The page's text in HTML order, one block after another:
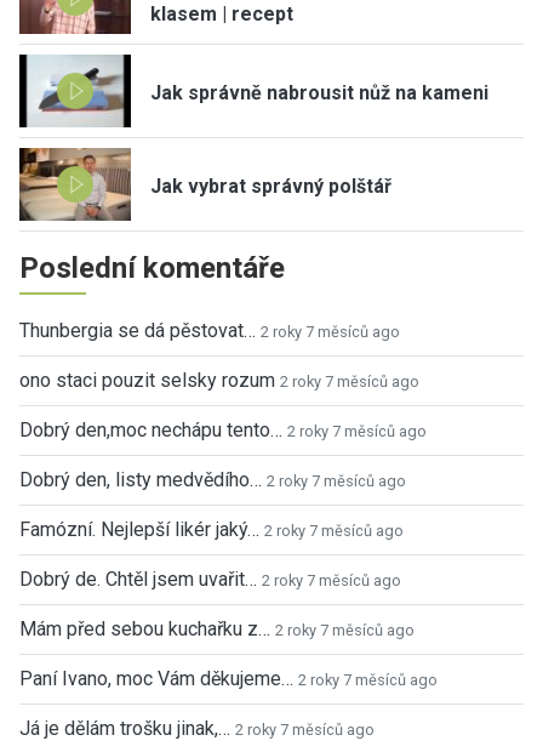
klasem | recept
Jak správně nabrousit nůž na kameni
Jak vybrat správný polštář
Poslední komentáře
Thunbergia se dá pěstovat… 2 roky 7 měsíců ago
ono staci pouzit selsky rozum 2 roky 7 měsíců ago
Dobrý den,moc nechápu tento… 2 roky 7 měsíců ago
Dobrý den, listy medvědího… 2 roky 7 měsíců ago
Famózní. Nejlepší likér jaký… 2 roky 7 měsíců ago
Dobrý de. Chtěl jsem uvařit… 2 roky 7 měsíců ago
Mám před sebou kuchařku z… 2 roky 7 měsíců ago
Paní Ivano, moc Vám děkujeme… 2 roky 7 měsíců ago
Já je dělám trošku jinak,… 2 roky 7 měsíců ago